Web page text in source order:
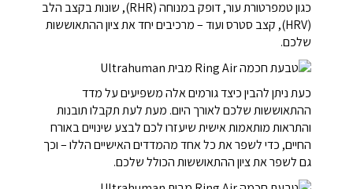
כגון טמפרטורת עור, דופק במנוחה (RHR), שונות בקצב הלב
(HRV), קצב סטרס ועוד – מרכיבים יחד את ציון ההתאוששות
שלכם.
כעת ניתן להבין כיצד גורמים אלה משפיעים על מדד
ההתאוששות שלכם לאורך היום. מעת לעת תקבלו תובנות
והתראות מותאמות אישית שיעזרו לכם לבצע שינויים באורח
החיים, כדי לשפר את כל אחד מהמדדים האישיים הללו – וכך
גם לשפר את ציון ההתאוששות הכולל שלכם.